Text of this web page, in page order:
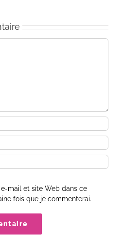
mail et site Web dans ce
fois que je commenterai.